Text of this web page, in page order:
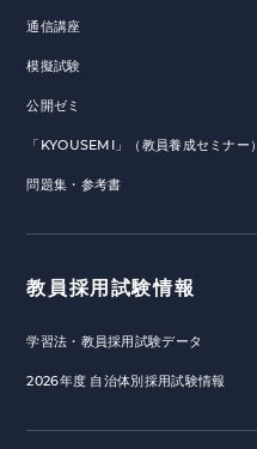
通信講座
模擬試験
公開ゼミ
「KYOUSEMI」（教員養成セミナー）
問題集・参考書
教員採用試験情報
学習法・教員採用試験データ
2026年度 自治体別採用試験情報